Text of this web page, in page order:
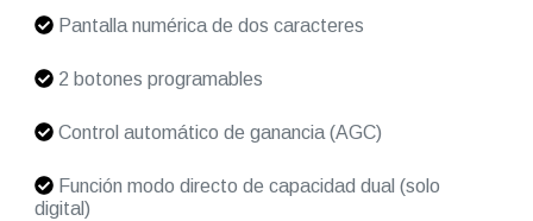
Pantalla numérica de dos caracteres
2 botones programables
Control automático de ganancia (AGC)
Función modo directo de capacidad dual (solo
digital)